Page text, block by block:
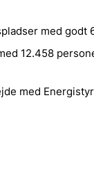
med godt
12.458
med